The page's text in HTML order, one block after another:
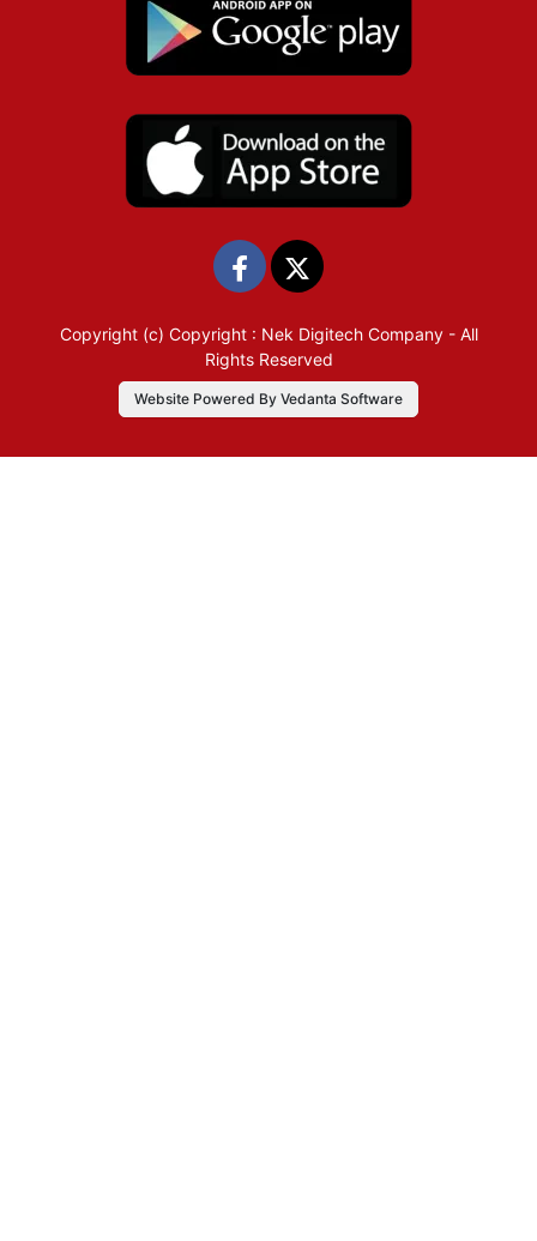
Copyright (c) Copyright : Nek Digitech Company- All
Rights Reserved
Website Powered By Vedanta Software